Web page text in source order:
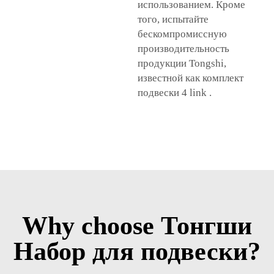
использованием. Кроме
того, испытайте
бескомпромиссную
производительность
продукции Tongshi,
известной как комплект
подвески 4 link .
Why choose Тонгши
Набор для подвески?